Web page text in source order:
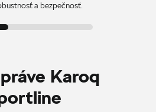
a bezpečnosť.
Karoq